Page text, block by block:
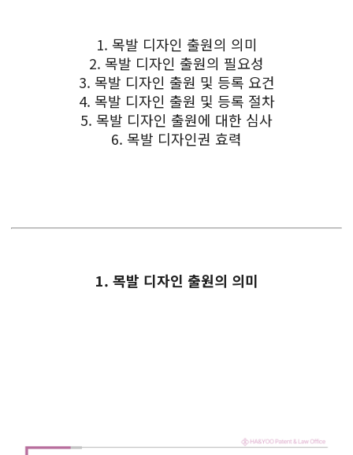
1. 목발 디자인 출원의 의미
2. 목발 디자인 출원의 필요성
3. 목발 디자인 출원 및 등록 요건
4. 목발 디자인 출원 및 등록 절차
5. 목발 디자인 출원에 대한 심사
6. 목발 디자인권 효력
1. 목발 디자인 출원의 의미